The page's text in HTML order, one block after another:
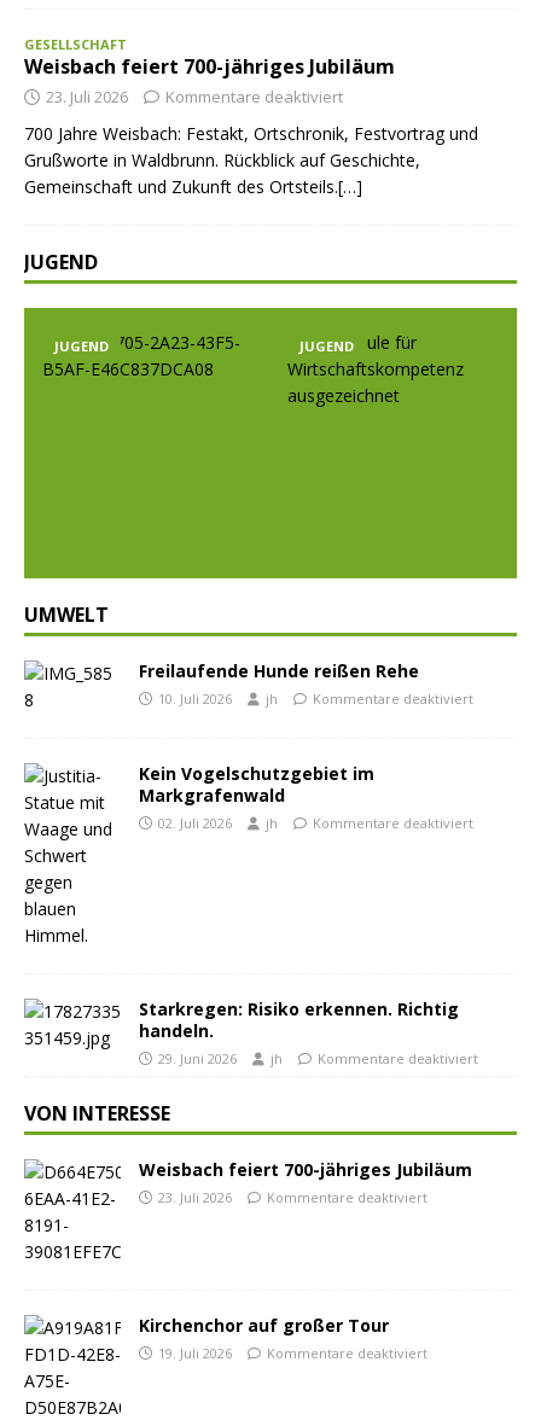
GESELLSCHAFT
Weisbach feiert 700-jähriges Jubiläum
23. Juli 2026 Kommentare deaktiviert
700 Jahre Weisbach: Festakt, Ortschronik, Festvortrag und
Grußworte in Waldbrunn. Rückblick auf Geschichte,
Gemeinschaft und Zukunft des Ortsteils.[…]
JUGEND
JUGEND JUGEND
UMWELT
Freilaufende Hunde reißen Rehe
10. Juli 2026 jh Kommentare deaktiviert
Kein Vogelschutzgebiet im
Markgrafenwald
02. Juli 2026 jh Kommentare deaktiviert
Starkregen: Risiko erkennen. Richtig
handeln.
29. Juni 2026 jh Kommentare deaktiviert
VON INTERESSE
Weisbach feiert 700-jähriges Jubiläum
23. Juli 2026 Kommentare deaktiviert
Kirchenchor auf großer Tour
19. Juli 2026 Kommentare deaktiviert